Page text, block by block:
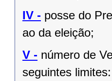
IV - posse do
ao da eleição;
V - número de
seguintes limites: